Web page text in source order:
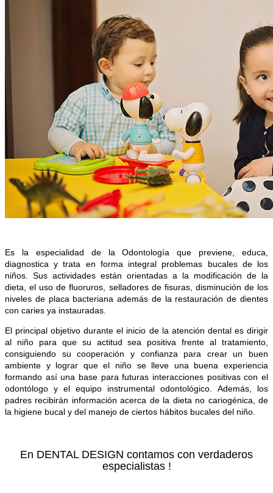
Es la especialidad de la Odontología que previene, educa,
diagnostica y trata en forma integral problemas bucales de los
niños. Sus actividades están orientadas a la modificación de la
dieta, el uso de fluoruros, selladores de fisuras, disminución de los
niveles de placa bacteriana además de la restauración de dientes
con caries ya instauradas.
El principal objetivo durante el inicio de la atención dental es dirigir
al niño para que su actitud sea positiva frente al tratamiento,
consiguiendo su cooperación y confianza para crear un buen
ambiente y lograr que el niño se lleve una buena experiencia
formando así una base para futuras interacciones positivas con el
odontólogo y el equipo instrumental odontológico. Además, los
padres recibirán información acerca de la dieta no cariogénica, de
la higiene bucal y del manejo de ciertos hábitos bucales del niño.
En DENTAL DESIGN contamos con verdaderos
especialistas !